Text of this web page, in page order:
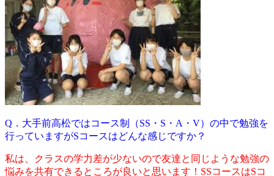
Q．大手前高松ではコース制（SS・S・A・V）の中で勉強を
行っていますがSコースはどんな感じですか？
私は、クラスの学力差が少ないので友達と同じような勉強の
悩みを共有できるところが良いと思います！SSコースはSコ